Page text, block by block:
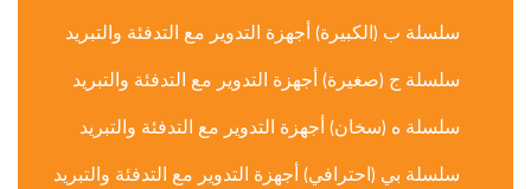
سلسلة ب (الكبيرة) أجهزة التدوير مع التدفئة والتبريد
سلسلة ج (صغيرة) أجهزة التدوير مع التدفئة والتبريد
سلسلة ه (سخان) أجهزة التدوير مع التدفئة والتبريد
سلسلة بي (احترافي) أجهزة التدوير مع التدفئة والتبريد